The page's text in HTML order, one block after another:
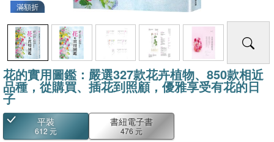
滿額折
花的實用圖鑑：嚴選327款花卉植物、850款相近
品種，從購買、插花到照顧，優雅享受有花的日
子
平裝
612 元
書紐電子書
476 元